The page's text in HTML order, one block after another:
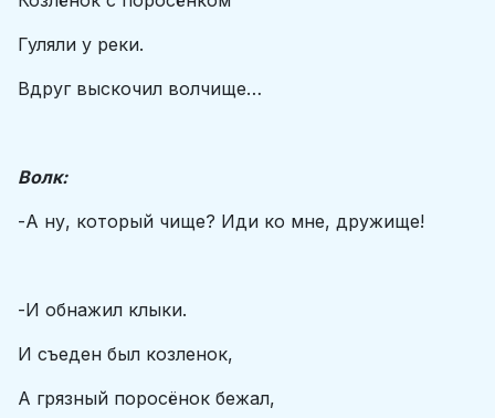
Гуляли у реки.
Вдруг выскочил волчище…
Волк:
-А ну, который чище? Иди ко мне, дружище!
-И обнажил клыки.
И съеден был козленок,
А грязный поросёнок бежал,